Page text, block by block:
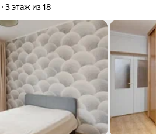
3 этаж из 18